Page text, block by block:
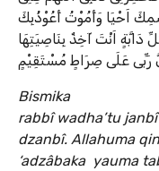
اَحْيَا وَأَمُوْتُ أَعُوْذُبِكَ
اَنْتَ آخِذٌ بِنَاصِيَتِهَا
Bismika
rabbî wadha’tu
dzanbî. Allahuma
‘adzâbaka yauma